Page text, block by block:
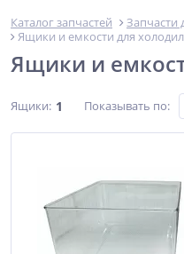
Каталог запчастей Запчасти
Ящики и емкости для
Ящики и
Ящики: 1 Показывать по: